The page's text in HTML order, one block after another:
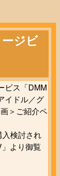
ジビ
ビス「DMM
イドル／グ
＞ご紹介ペ
検討され
より御覧